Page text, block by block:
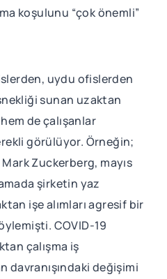
koşulunu “çok önemli”
uydu ofislerden
sunan uzaktan
de çalışanlar
görülüyor. Örneğin;
Zuckerberg, mayıs
şirketin yaz
işe alımları agresif bir
COVID-19
çalışma iş
davranışındaki değişimi